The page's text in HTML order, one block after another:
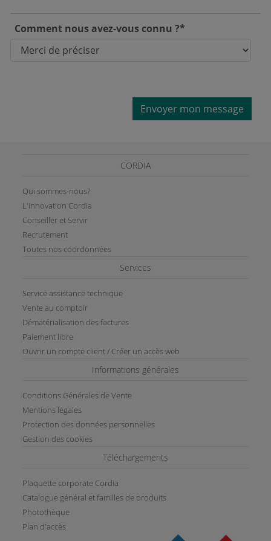
Comment nous avez-vous connu ?*
Envoyer mon message
CORDIA
Qui sommes-nous?
L'innovation Cordia
Conseiller et Servir
Recrutement
Toutes nos coordonnées
Services
Service assistance technique
Vente au comptoir
Dématérialisation des factures
Paiement libre
Ouvrir un compte client / Créer un accès web
Informations générales
Conditions Générales de Vente
Mentions légales
Protection des données personnelles
Gestion des cookies
Téléchargements
Plaquette corporate Cordia
Catalogue général et familles de produits
Photothèque
Plan d'accès